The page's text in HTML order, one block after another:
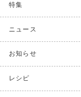
特集
ニュース
お知らせ
レシピ